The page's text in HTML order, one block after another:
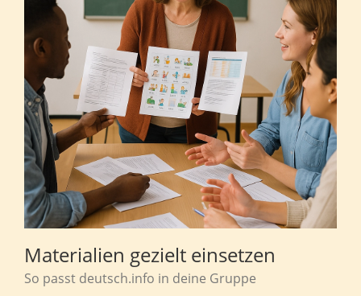
Materialien gezielt einsetzen
So passt deutsch.info in deine Gruppe